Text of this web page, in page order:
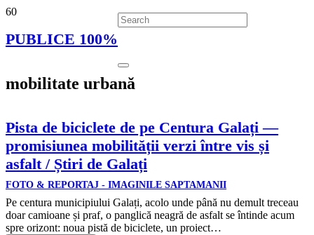
PUBLICE 100%
mobilitate urbană
Pista de biciclete de pe Centura Galați —
promisiunea mobilității verzi între vis și
asfalt / Știri de Galați
FOTO & REPORTAJ - IMAGINILE SAPTAMANII
Pe centura municipiului Galați, acolo unde până nu demult treceau
doar camioane și praf, o panglică neagră de asfalt se întinde acum
spre orizont: noua pistă de biciclete, un proiect…